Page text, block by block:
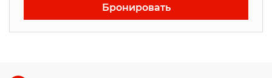
Бронировать